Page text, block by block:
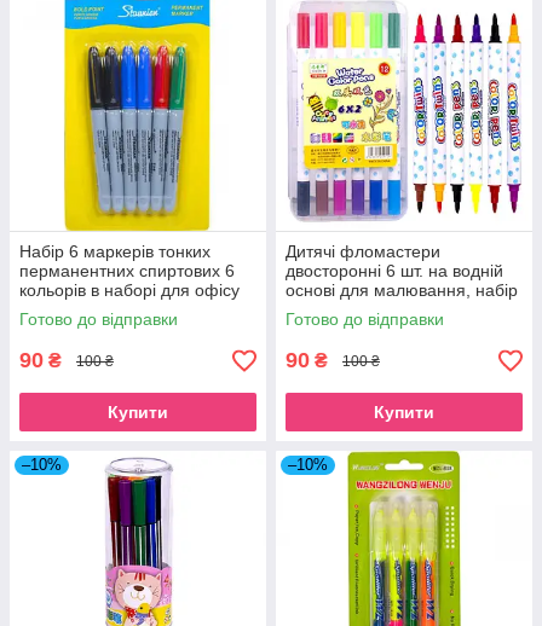
Набір 6 маркерів тонких
перманентних спиртових 6
кольорів в наборі для офісу
та малювання
Готово до відправки
90 ₴ 100 ₴
Купити
Дитячі фломастери
двосторонні 6 шт. на водній
основі для малювання, набір
кольорових фломастерів 12
кольорів для школи в боксі
Готово до відправки
90 ₴ 100 ₴
Купити
–10% –10%